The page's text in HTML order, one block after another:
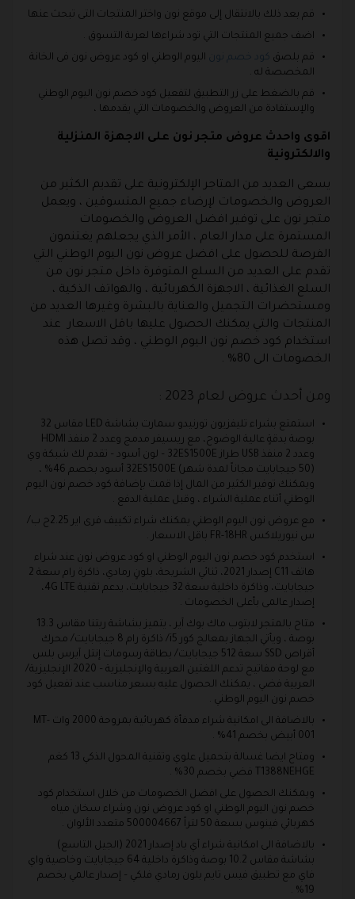
قم بعد ذلك بالانتقال إلى موقع نون واختر المنتجات التى تبحث عنها
اضف جميع المنتجات التي تود شراءها لعربة التسوق .
قم بلصق كود خصم نون اليوم الوطني او كود عروض نون فى الخانة
المخصصة له .
قم بالضغط على زر التطبيق لتفعيل كود خصم نون اليوم الوطني
والإستفادة من العروض والخصومات التي يقدمها ،
اقوى واحدث عروض متجر نون على الاجهزة المنزلية
والالكترونية
يسعى العديد من المتاجر الإلكترونية على تقديم الكثير من
العروض والخصومات لإرضاء جميع المتسوقين ، ويعمل
متجر نون على توفير افضل العروض والخصومات
المستمرة على مدار العام ، الأمر الذي يجعلهم يغتنمون
الفرصة للحصول على افضل عروض نون اليوم الوطني التي
تقدم على العديد من السلع المتوفرة داخل متجر نون من
السلع الغذائية ، الاجهزة الكهربائية ، والهواتف الذكية ،
ومستحضرات التجميل والعناية بالبشرة وغيرها العديد من
المنتجات والتي يمكنك الحصول عليها باقل الاسعار عند
استخدام كود خصم نون اليوم الوطني ، وقد تصل هذه
الخصومات الى 80% .
ومن أحدث عروض لعام 2023 :
استمتع بشراء تليفزيون تورنيدو سمارت بشاشة LED مقاس 32
بوصة بدقةٍ عالية الوضوح، مع ريسيفر مدمج وعدد 2 منفذ HDMI
وعدد 2 منفذ USB طراز 32ES1500E – لون أسود – تقدم لك شبكة وي
(50 جيجابايت مجاناً لمدة شهر) 32ES1500E أسود بخصم 46% ،
ويمكنك توفير الكثير من المال إذا قمت بإضافة كود خصم نون اليوم
الوطني أثناء عملية الشراء ، وقبل عملية الدفع .
مع عروض نون اليوم الوطني يمكنك شراء تكييف فرى اير 2.25ح ب/
س نيوريلاكس FR-18HR باقل الاسعار .
استخدم كود خصم نون اليوم الوطني او كود عروض نون عند شراء
هاتف C11 إصدار 2021، ثنائي الشريحة، بلونٍ رمادي، ذاكرة رام سعة 2
جيجابايت، وذاكرة داخلية سعة 32 جيجابايت، يدعم تقنية 4G LTE،
إصدار عالمى بأعلى الخصومات .
متاح بالمتجر لابتوب ماك بوك آير ، يتميز بشاشة ريتنا مقاس 13.3
بوصة ، ويأتي الجهاز بمعالج كور i5/ ذاكرة رام 8 جيجابايت/ محرك
أقراص SSD سعة 512 جيجابايت/ بطاقة رسومات إنتل آيرس بلس
مع لوحة مفاتيح تدعم اللغتين العربية والإنجليزية – 2020 الإنجليزية/
العربية فضي ، يمكنك الحصول عليه بسعر مناسب عند تفعيل كود
خصم نون اليوم الوطني .
بالاضافة الى امكانية شراء مدفأة كهربائية بمروحة 2000 وات MT-
001 أبيض بخصم 41% .
ومتاح ايضا غسالة بتحميل علوي وتقنية المحول الذكي 13 كغم
T1388NEHGE فضي بخصم 30% .
ويمكنك الحصول على افضل الخصومات من خلال استخدام كود
خصم نون اليوم الوطني او كود عروض نون وشراء سخان مياه
كهربائي فينوس بسعة 50 لتراً 500004667 متعدد الألوان .
بالاضافة الى امكانية شراء آي باد إصدار 2021 (الجيل التاسع)
بشاشة مقاس 10.2 بوصة وذاكرة داخلية 64 جيجابايت وخاصية واي
فاي مع تطبيق فيس تايم بلون رمادي فلكي – إصدار عالمي بخصم
19% .